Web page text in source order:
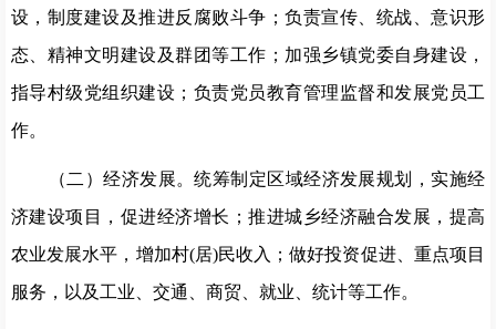
设，制度建设及推进反腐败斗争；负责宣传、统战、意识形
态、精神文明建设及群团等工作；加强乡镇党委自身建设，
指导村级党组织建设；负责党员教育管理监督和发展党员工
作。
（二）经济发展。统筹制定区域经济发展规划，实施经
济建设项目，促进经济增长；推进城乡经济融合发展，提高
农业发展水平，增加村(居)民收入；做好投资促进、重点项目
服务，以及工业、交通、商贸、就业、统计等工作。